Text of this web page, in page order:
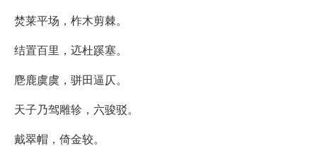
焚莱平场，柞木剪棘。
结置百里，迒杜蹊塞。
麀鹿虞虞，骈田逼仄。
天子乃驾雕轸，六骏驳。
戴翠帽，倚金较。